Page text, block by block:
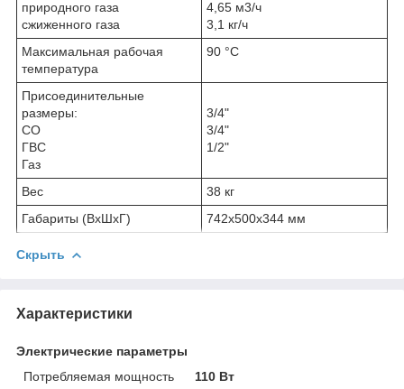
природного газа
сжиженного газа
4,65 м3/ч
3,1 кг/ч
Максимальная рабочая
температура
90 °С
Присоединительные
размеры:
СО
ГВС
Газ
3/4"
3/4"
1/2"
Вес
38 кг
Габариты (ВхШхГ)
742х500х344 мм
Скрыть
Характеристики
Электрические параметры
Потребляемая мощность
110 Вт